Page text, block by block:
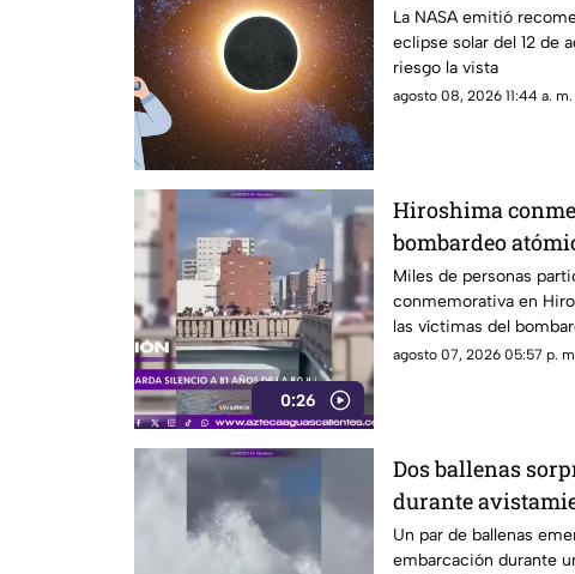
por la NASA
La NASA emitió
eclipse solar del 12 de
riesgo la vista
agosto 08, 2026 11:44 a. m.
0:26
Hiroshima
bombardeo
silencio
Miles de personas
conmemorativa en
las víctimas del
1945
agosto 07, 2026 05:57 p.
Dos ballenas
durante
Cortés
Un par de ballenas
embarcación durante